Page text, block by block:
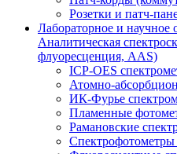
Розетки и патч-
Лабораторное и научное
Аналитическая
флуоресценция, AAS)
ICP-OES
Атомно-
ИК-Фурье
Пламенные
Рамановские